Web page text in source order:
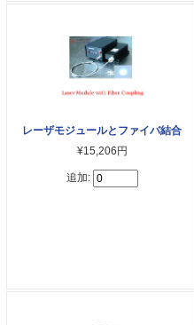
レーザモジュールとファイバ結合
¥15,206円
追加: